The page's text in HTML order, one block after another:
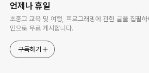
언제나 휴일
초중고 교육 및 여행, 프로그래밍에 관한 글을 집필
인으로 무료 게시합니다.
구독하기